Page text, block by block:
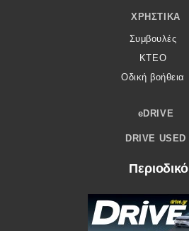
ΧΡΗΣΤΙΚΆ
Συμβουλές
ΚΤΕΟ
Οδική βοήθεια
eDRIVE
DRIVE USED
Περιοδικό